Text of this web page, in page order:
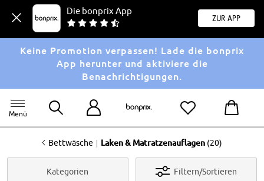
Die bonprix App
Zur App
Keine Promotion verpassen! Lade die bonprix
App herunter und aktiviere die
Benachrichtigungen.
Menü
<Bettwäsche | Laken & Matratzenauflagen (20)
Kategorien Filtern/Sortieren